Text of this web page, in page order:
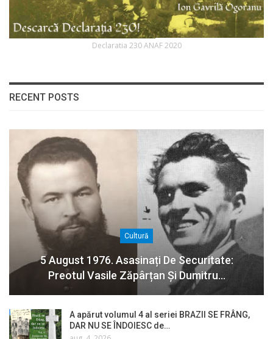
Declaratia 230 ANAF 2020
RECENT POSTS
Cultură
5 August 1976. Asasinați De Securitate:
Preotul Vasile Zăpârțan Și Dumitru…
A apărut volumul 4 al seriei BRAZII SE FRÂNG,
DAR NU SE ÎNDOIESC de…